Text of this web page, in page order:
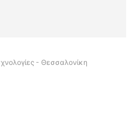
- Θεσσαλονίκη